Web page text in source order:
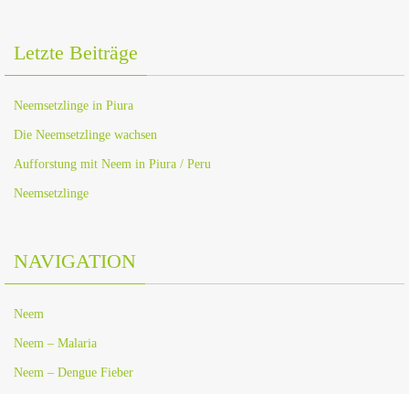
Letzte Beiträge
Neemsetzlinge in Piura
Die Neemsetzlinge wachsen
Aufforstung mit Neem in Piura / Peru
Neemsetzlinge
NAVIGATION
Neem
Neem – Malaria
Neem – Dengue Fieber